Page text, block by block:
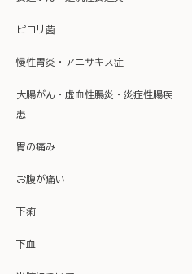
ピロリ菌
慢性胃炎・アニサキス症
大腸がん・虚血性腸炎・炎症性腸疾
患
胃の痛み
お腹が痛い
下痢
下血